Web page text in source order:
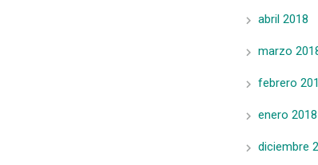
abril 2018
marzo
febrero
enero 2018
diciembre